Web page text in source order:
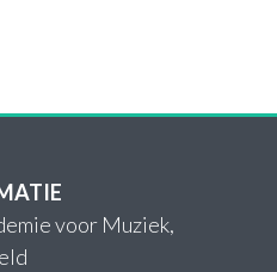
voor Muziek,